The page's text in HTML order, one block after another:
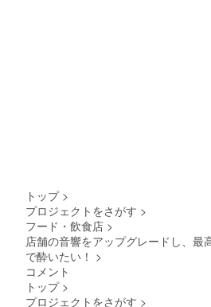
トップ >
プロジェクトをさがす >
フード・飲食店 >
店舗の音響をアップグレードし、最
で酔いたい！ >
コメント
トップ >
プロジェクトをさがす >